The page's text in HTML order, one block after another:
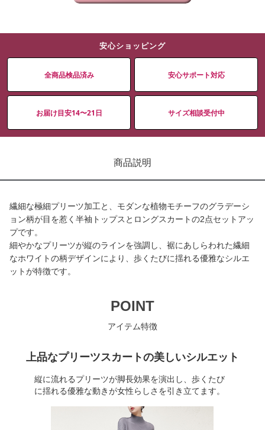
安心ショッピング
全商品検品済み 安心サポート対応
お届け目安14〜21日 サイズ相談受付中
商品説明
繊細な極細プリーツ加工と、モダンな植物モチーフのグラデーシ
ョン柄が目を惹く半袖トップスとロングスカートの2点セットアッ
プです。
細やかなプリーツが縦のラインを強調し、裾にあしらわれた繊細
なホワイトの柄デザインにより、歩くたびに揺れる優雅なシルエ
ットが特徴です。
POINT
アイテム特徴
上品なプリーツスカートの美しいシルエット
縦に流れるプリーツが脚長効果を演出し、歩くたび
に揺れる優雅な動きが女性らしさを引き立てます。